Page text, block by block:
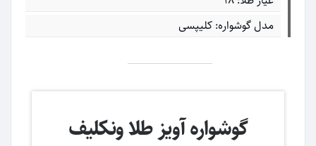
گوشواره آویز طلا ونکلیف
مدل گوشواره: کلیپسی